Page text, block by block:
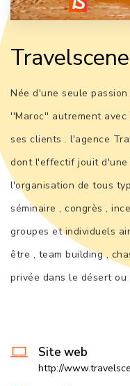
Née d'une seule
''Maroc'' autrement
ses clients . l'agence
dont l'effectif jouit d'une
l'organisation de tous
séminaire , congrès ,
groupes et individuels
être , team building ,
privée dans le désert
Site web
http://